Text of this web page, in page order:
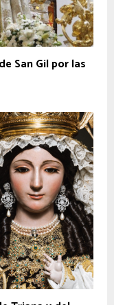
San Gil por las